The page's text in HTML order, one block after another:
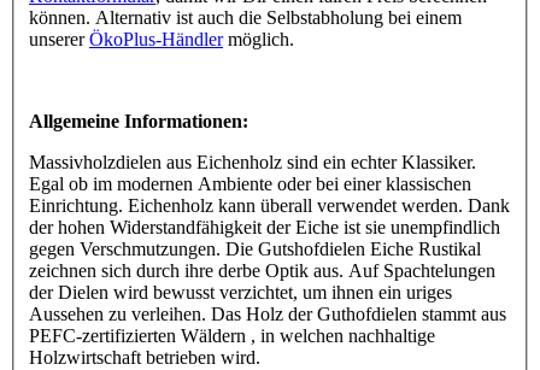
können. Alternativ ist auch die Selbstabholung bei einem
unsererÖkoPlus-Händlermöglich.
Allgemeine Informationen:
Massivholzdielen aus Eichenholz sind ein echter Klassiker.
Egal ob im modernen Ambiente oder bei einer klassischen
Einrichtung. Eichenholz kann überall verwendet werden. Dank
der hohen Widerstandfähigkeit der Eiche ist sie unempfindlich
gegen Verschmutzungen. Die Gutshofdielen Eiche Rustikal
zeichnen sich durch ihre derbe Optik aus. Auf Spachtelungen
der Dielen wird bewusst verzichtet, um ihnen ein uriges
Aussehen zu verleihen. Das Holz der Guthofdielen stammt aus
PEFC-zertifizierten Wäldern , in welchen nachhaltige
Holzwirtschaft betrieben wird.